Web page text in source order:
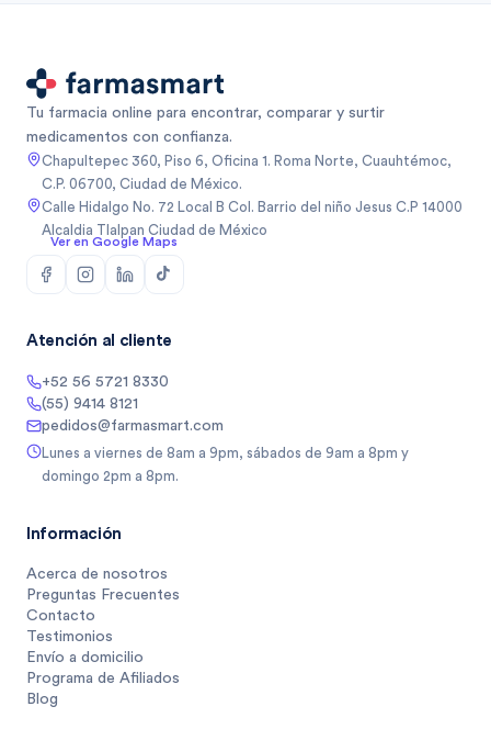
Tu farmacia online para encontrar, comparar y surtir
medicamentos con confianza.
Chapultepec 360, Piso 6, Oficina 1. Roma Norte, Cuauhtémoc,
C.P. 06700, Ciudad de México.
Calle Hidalgo No. 72 Local B Col. Barrio del niño Jesus C.P 14000
Alcaldia Tlalpan Ciudad de México
Ver en Google Maps
Atención al cliente
+52 56 5721 8330
(55) 9414 8121
pedidos@farmasmart.com
Lunes a viernes de 8am a 9pm, sábados de 9am a 8pm y
domingo 2pm a 8pm.
Información
Acerca de nosotros
Preguntas Frecuentes
Contacto
Testimonios
Envío a domicilio
Programa de Afiliados
Blog